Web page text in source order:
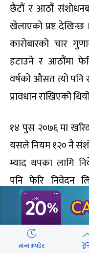
छैटौं र आठौं
खेलाएको प्रष्ट
कारोबारको चार
हटाउने र आठौंमा
वर्षको औसत त्यो
प्रावधान राखिएको
१४ पुस २०७६ मा
यसले नियम १२० नै
म्याद थपका लागि
पनि फेरि निवेदन
राखिएको थियो ।
विवरण पेश गर्दा
सम्पत्ति, कर्जा
ताजा अपडेट